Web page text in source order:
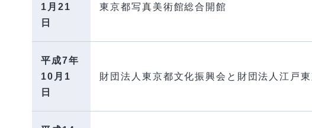
1月21
日
東京都写真美術館総合開館
平成7年
10月1
日
財団法人東京都文化振興会と財団法人江戸